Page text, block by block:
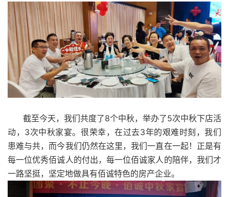
截至今天，我们共度了8个中秋，举办了5次中秋下店活
动，3次中秋家宴。很荣幸，在过去3年的艰难时刻，我们
患难与共，而今我们仍然在这里，我们一直在一起！正是有
每一位优秀佰诚人的付出，每一位佰诚家人的陪伴，我们才
一路坚挺，坚定地做具有佰诚特色的房产企业。